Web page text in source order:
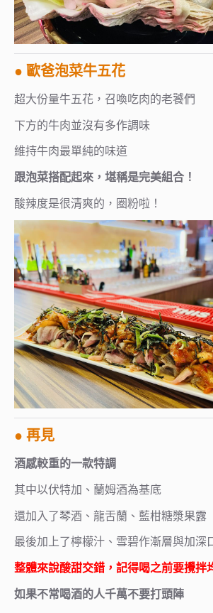
● 歐爸泡菜牛五花
超大份量牛五花，召喚吃肉的老饕們
下方的牛肉並沒有多作調味
維持牛肉最單純的味道
跟泡菜搭配起來，堪稱是完美組合！
酸辣度是很清爽的，圈粉啦！
● 再見
酒感較重的一款特調
其中以伏特加、蘭姆酒為基底
還加入了琴酒、龍舌蘭、藍柑糖漿果露
最後加上了檸檬汁、雪碧作漸層與加深
整體來說酸甜交錯，記得喝之前要攪拌
如果不常喝酒的人千萬不要打頭陣